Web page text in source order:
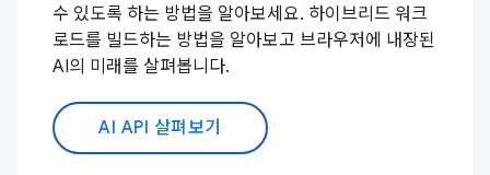
수 있도록 하는 방법을 알아보세요. 하이브리드 워크
로드를 빌드하는 방법을 알아보고 브라우저에 내장된
AI의 미래를 살펴봅니다.
AI API 살펴보기